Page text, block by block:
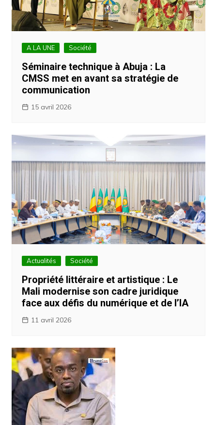
A LA UNE Société
Séminaire technique à Abuja : La
CMSS met en avant sa stratégie de
communication
15 avril 2026
Actualités Société
Propriété littéraire et artistique : Le
Mali modernise son cadre juridique
face aux défis du numérique et de l’IA
11 avril 2026